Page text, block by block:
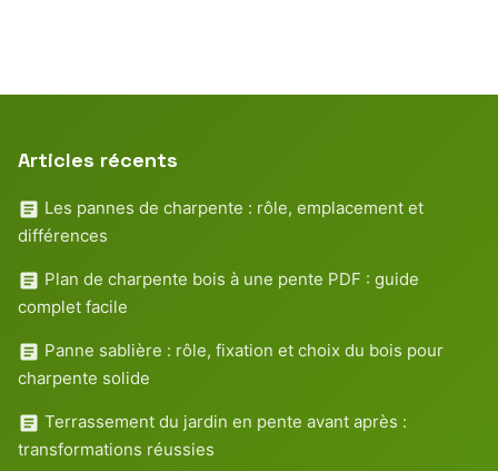
Articles récents
Les pannes de charpente : rôle, emplacement et
différences
Plan de charpente bois à une pente PDF : guide
complet facile
Panne sablière : rôle, fixation et choix du bois pour
charpente solide
Terrassement du jardin en pente avant après :
transformations réussies